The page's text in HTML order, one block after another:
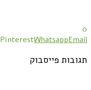
0
PinterestWhatsappEmail
תגובות פייסבוק